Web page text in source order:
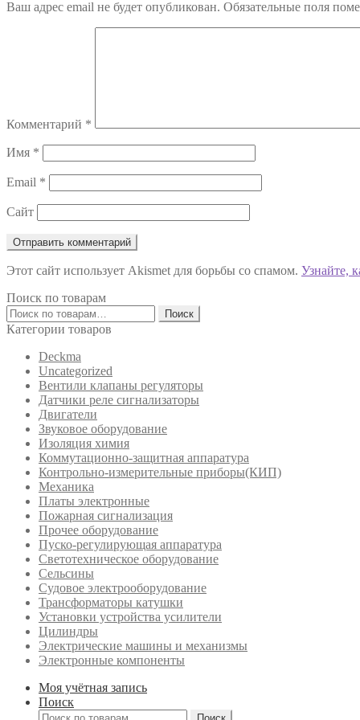
записям
Ваш адрес email не будет опубликован. Обязательные поля
Комментарий *
Имя *
Email *
Сайт
Этот сайт использует Akismet для борьбы со спамом. Узнайте,
Поиск по товарам
Искать:
Поиск
Категории товаров
Deckma
Uncategorized
Вентили клапаны регуляторы
Датчики реле сигнализаторы
Двигатели
Звуковое оборудование
Изоляция химия
Коммутационно-защитная аппаратура
Контрольно-измерительные приборы(КИП)
Механика
Платы электронные
Пожарная сигнализация
Прочее оборудование
Пуско-регулирующая аппаратура
Светотехническое оборудование
Сельсины
Судовое электрооборудование
Трансформаторы катушки
Установки устройства усилители
Цилиндры
Электрические машины и механизмы
Электронные компоненты
Моя учётная запись
Поиск
Искать: